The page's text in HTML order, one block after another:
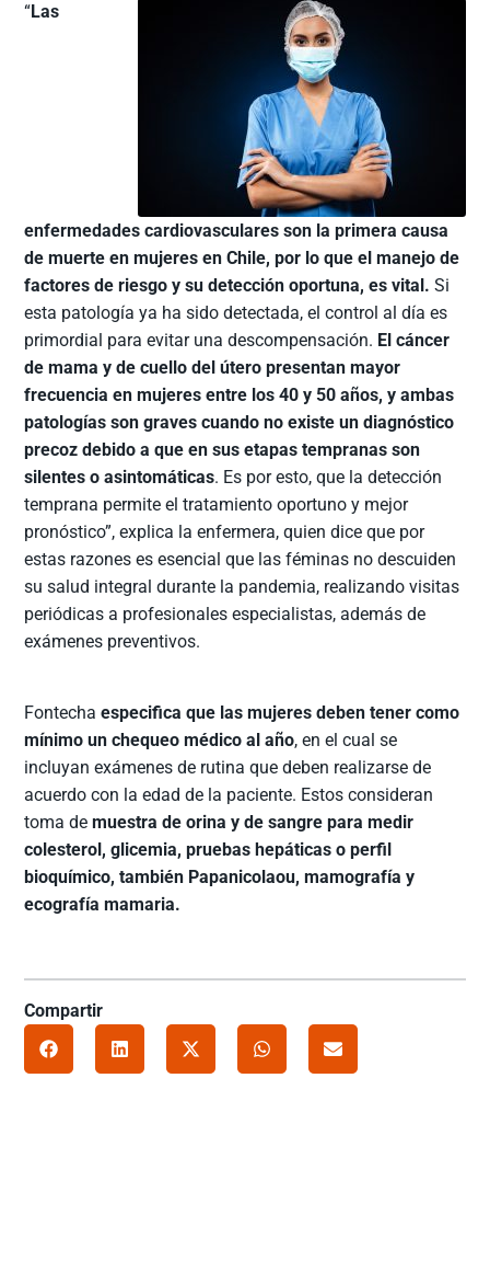
“Las
enfermedades cardiovasculares son la primera causa
de muerte en mujeres en Chile, por lo que el manejo de
factores de riesgo y su detección oportuna, es vital. Si
esta patología ya ha sido detectada, el control al día es
primordial para evitar una descompensación. El cáncer
de mama y de cuello del útero presentan mayor
frecuencia en mujeres entre los 40 y 50 años, y ambas
patologías son graves cuando no existe un diagnóstico
precoz debido a que en sus etapas tempranas son
silentes o asintomáticas. Es por esto, que la detección
temprana permite el tratamiento oportuno y mejor
pronóstico”, explica la enfermera, quien dice que por
estas razones es esencial que las féminas no descuiden
su salud integral durante la pandemia, realizando visitas
periódicas a profesionales especialistas, además de
exámenes preventivos.
Fontechaespecifica que las mujeres deben tener como
mínimo un chequeo médico al año, en el cual se
incluyan exámenes de rutina que deben realizarse de
acuerdo con la edad de la paciente. Estos consideran
toma demuestra de orina y de sangre para medir
colesterol, glicemia, pruebas hepáticas o perfil
bioquímico, también Papanicolaou, mamografía y
ecografía mamaria.
Compartir